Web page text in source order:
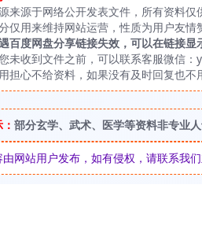
源来源于网络公开发表文件，所有资料仅
分仅用来维持网站运营，性质为用户友
百度网盘分享链接失效，可以在链接
您未收到文件之前，可以联系客服微信
用担心不给资料，如果没有及时回复也
部分玄学、武术、医学等资料非专业
由网站用户发布，如有侵权，请联系我